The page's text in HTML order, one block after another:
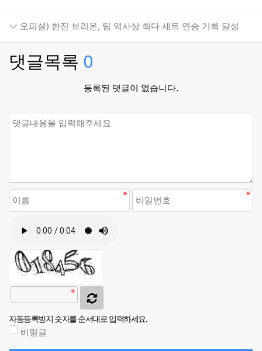
오피셜) 한진 브리온, 팀 역사상 최다 세트 연승 기록 달성
댓글목록 0
등록된 댓글이 없습니다.
자동등록방지 숫자를 순서대로 입력하세요.
비밀글